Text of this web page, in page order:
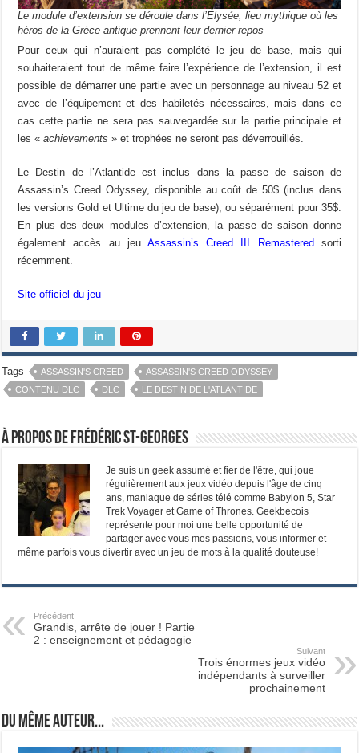
Le module d’extension se déroule dans l’Élysée, lieu mythique où les
héros de la Grèce antique prennent leur dernier repos
Pour ceux qui n’auraient pas complété le jeu de base, mais qui
souhaiteraient tout de même faire l’expérience de l’extension, il est
possible de démarrer une partie avec un personnage au niveau 52 et
avec de l’équipement et des habiletés nécessaires, mais dans ce
cas cette partie ne sera pas sauvegardée sur la partie principale et
les «achievements » et trophées ne seront pas déverrouillés.
Le Destin de l’Atlantide est inclus dans la passe de saison de
Assassin’s Creed Odyssey, disponible au coût de 50$ (inclus dans
les versions Gold et Ultime du jeu de base), ou séparément pour 35$.
En plus des deux modules d’extension, la passe de saison donne
également accès au jeu Assassin’s Creed III Remastered sorti
récemment.
Site officiel du jeu
Tags ASSASSIN'S CREED
ASSASSIN'S CREED ODYSSEY
CONTENU DLC
DLC LE DESTIN DE L'ATLANTIDE
À propos de Frédéric St-Georges
Je suis un geek assumé et fier de l'être, qui joue
régulièrement aux jeux vidéo depuis l'âge de cinq
ans, maniaque de séries télé comme Babylon 5, Star
Trek Voyager et Game of Thrones. Geekbecois
représente pour moi une belle opportunité de
partager avec vous mes passions, vous informer et
même parfois vous divertir avec un jeu de mots à la qualité douteuse!
Précédent
Grandis, arrête de jouer ! Partie
2 : enseignement et pédagogie
Suivant
Trois énormes jeux vidéo
indépendants à surveiller
prochainement
Du même auteur...